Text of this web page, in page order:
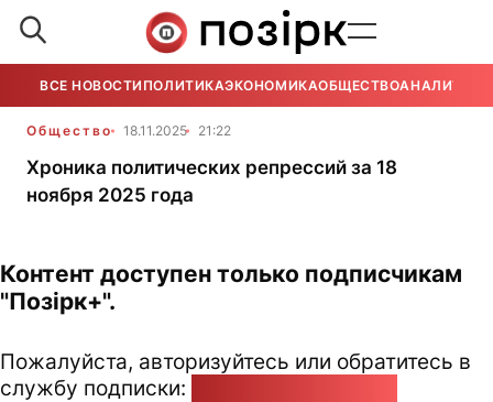
ВСЕ НОВОСТИ ПОЛИТИКАЭКОНОМИКАОБЩЕСТВОАНАЛИТИКА
Общество 18.11.2025 21:22
Хроника политических репрессий за 18
ноября 2025 года
Контент доступен только подписчикам
"Позірк+".
Пожалуйста, авторизуйтесь или обратитесь в
службу подписки: